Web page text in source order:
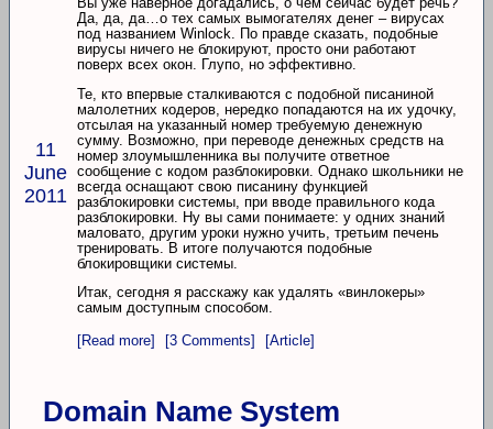
11
June
2011
Да, да, да…о тех самых вымогателях денег – вирусах
под названием Winlock. По правде сказать, подобные
вирусы ничего не блокируют, просто они работают
поверх всех окон. Глупо, но эффективно.
Те, кто впервые сталкиваются с подобной писаниной
малолетних кодеров, нередко попадаются на их удочку,
отсылая на указанный номер требуемую денежную
сумму. Возможно, при переводе денежных средств на
номер злоумышленника вы получите ответное
сообщение с кодом разблокировки. Однако школьники не
всегда оснащают свою писанину функцией
разблокировки системы, при вводе правильного кода
разблокировки. Ну вы сами понимаете: у одних знаний
маловато, другим уроки нужно учить, третьим печень
тренировать. В итоге получаются подобные
блокировщики системы.
Итак, сегодня я расскажу как удалять «винлокеры»
самым доступным способом.
[Read more]
[3 Comments] [Article]
Domain Name System